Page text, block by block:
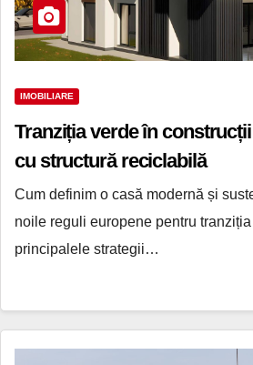
IMOBILIARE
Tranziția verde în
cu structură reciclabilă
Cum definim o casă modernă și
noile reguli europene pentru
principalele strategii…